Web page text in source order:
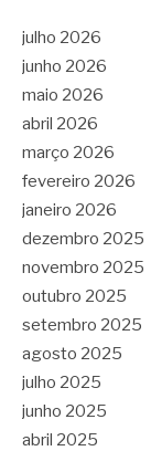
julho 2026
junho 2026
maio 2026
abril 2026
março 2026
fevereiro 2026
janeiro 2026
dezembro 2025
novembro 2025
outubro 2025
setembro 2025
agosto 2025
julho 2025
junho 2025
abril 2025